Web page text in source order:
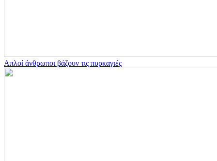
Απλοί άνθρωποι βάζουν τις πυρκαγιές